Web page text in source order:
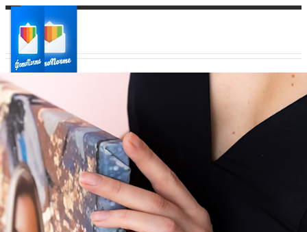
Ваш город:
Ваш регион доставки
Выберите из списка: